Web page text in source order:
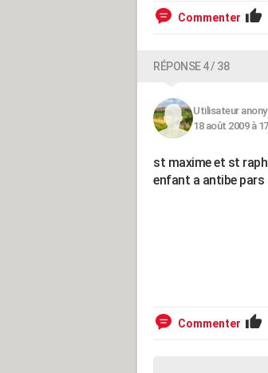
Commenter
RÉPONSE 4 / 38
Utilisateur
18 août 2009 à
st maxime et st
enfant a antibe pars
Commenter